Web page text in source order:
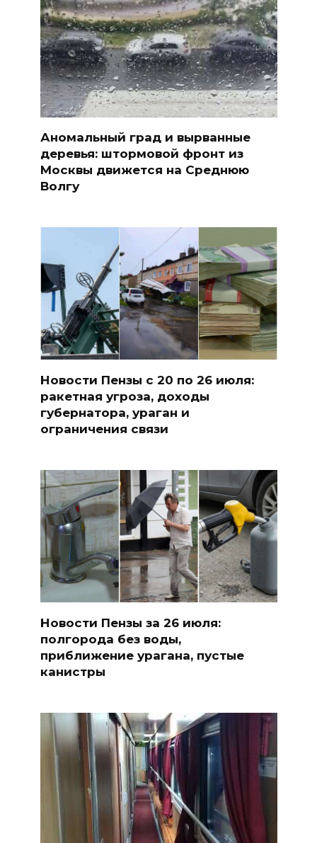
Аномальный град и вырванные
деревья: штормовой фронт из
Москвы движется на Среднюю
Волгу
Новости Пензы с 20 по 26 июля:
ракетная угроза, доходы
губернатора, ураган и
ограничения связи
Новости Пензы за 26 июля:
полгорода без воды,
приближение урагана, пустые
канистры